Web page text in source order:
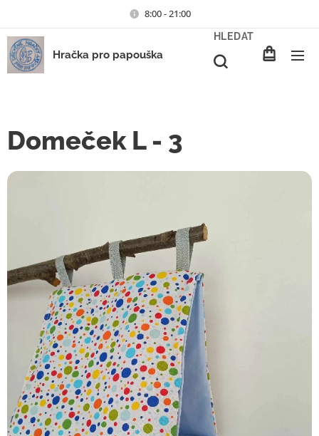
8:00 - 21:00
Hračka pro papouška
HLEDAT
Domeček L - 3